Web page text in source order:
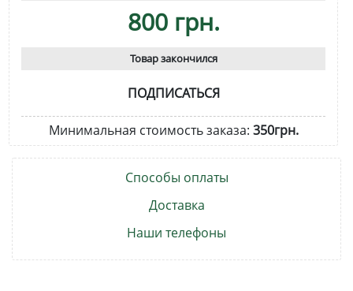
800 грн.
Товар закончился
ПОДПИСАТЬСЯ
Минимальная стоимость заказа: 350грн.
Способы оплаты
Доставка
Наши телефоны